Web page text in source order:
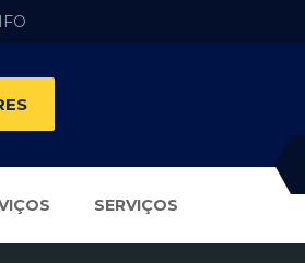
SERVIÇOS